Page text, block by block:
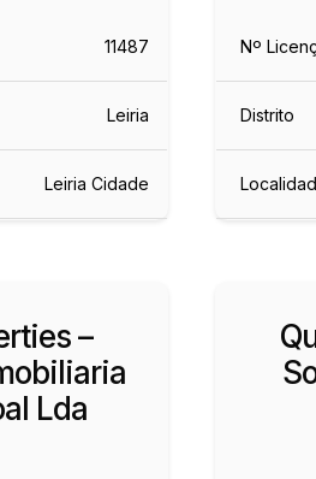
11487
Leiria
Leiria Cidade
Nº
Distrito
–
Lda